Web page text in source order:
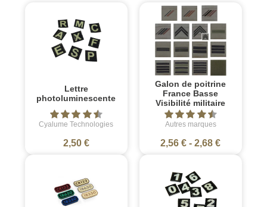
Lettre
photoluminescente
Cyalume Technologies
2,50 €
Galon de poitrine
France Basse
Visibilité militaire
Autres marques
2,56 € -2,68 €